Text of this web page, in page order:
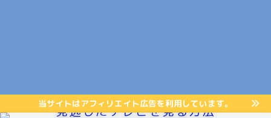
当サイトはアフィリエイト広告を利用しています。
見逃したテレビを見る方法